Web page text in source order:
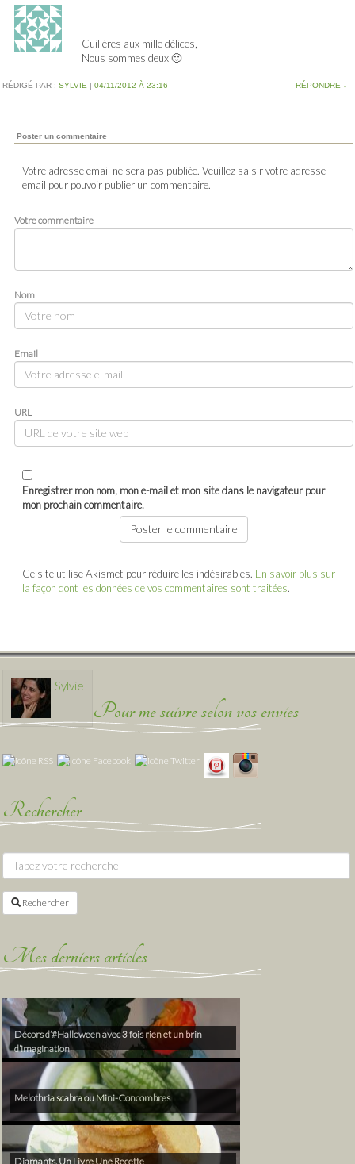
Cuillères aux mille délices,
Nous sommes deux 🙂
RÉDIGÉ PAR : SYLVIE | 04/11/2012 À 23:16 RÉPONDRE ↓
Poster un commentaire
Votre adresse email ne sera pas publiée. Veuillez saisir votre adresse
email pour pouvoir publier un commentaire.
Votre commentaire
Nom
Email
URL
Enregistrer mon nom, mon e-mail et mon site dans le navigateur pour
mon prochain commentaire.
Ce site utilise Akismet pour réduire les indésirables. En savoir plus sur
la façon dont les données de vos commentaires sont traitées.
Sylvie
Pour me suivre selon vos envies
Rechercher
Rechercher
Mes derniers articles
Décors d’#Halloween avec 3 fois rien et un brin
d’imagination
Melothria scabra ou Mini-Concombres
Diamants, Un Livre Une Recette